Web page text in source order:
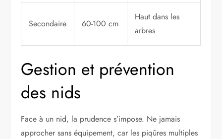
Secondaire 60-100 cm
Haut dans les
arbres
Gestion et prévention
des nids
Face à un nid, la prudence s’impose. Ne jamais
approcher sans équipement, car les piqûres multiples